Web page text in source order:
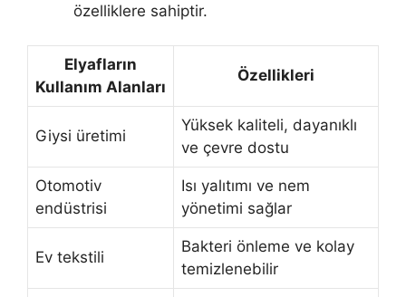
özelliklere sahiptir.
Elyafların
Kullanım Alanları
Özellikleri
Giysi üretimi
Yüksek kaliteli, dayanıklı
ve çevre dostu
Otomotiv
endüstrisi
Isı yalıtımı ve nem
yönetimi sağlar
Ev tekstili
Bakteri önleme ve kolay
temizlenebilir